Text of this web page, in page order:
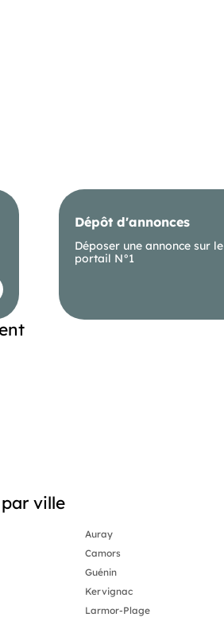
Dépôt d'annonces
Déposer une annonce sur le
portail N°1
ville
Auray
Camors
Guénin
Kervignac
Larmor-Plage